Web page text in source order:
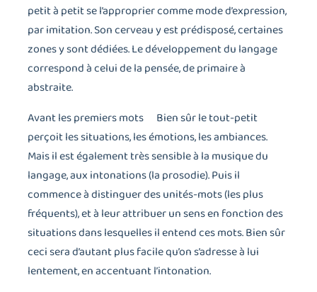
petit à petit se l’approprier comme mode d’expression,
par imitation. Son cerveau y est prédisposé, certaines
zones y sont dédiées. Le développement du langage
correspond à celui de la pensée, de primaire à
abstraite.
Avant les premiers mots Bien sûr le tout-petit
perçoit les situations, les émotions, les ambiances.
Mais il est également très sensible à la musique du
langage, aux intonations (la prosodie). Puis il
commence à distinguer des unités-mots (les plus
fréquents), et à leur attribuer un sens en fonction des
situations dans lesquelles il entend ces mots. Bien sûr
ceci sera d’autant plus facile qu’on s’adresse à lui
lentement, en accentuant l’intonation.